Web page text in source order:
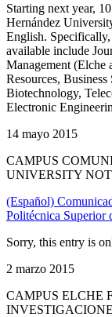
Starting next year,
Hernández
English.
available include
Management (Elche
Resources,
Biotechnology,
Electronic
14 mayo 2015
CAMPUS
UNIVERSITY
(Español)
Politécnica Superior
Sorry, this entry is
2 marzo 2015
CAMPUS ELCHE